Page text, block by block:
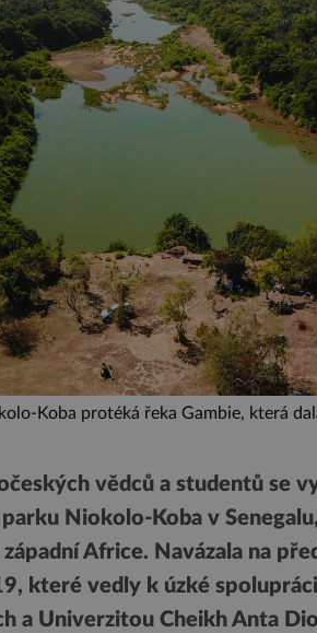
Koba protéká řeka Gambie, která
vědců a studentů se
Niokolo-Koba v
Africe. Navázala na
které vedly k úzké
a Univerzitou Cheikh Anta